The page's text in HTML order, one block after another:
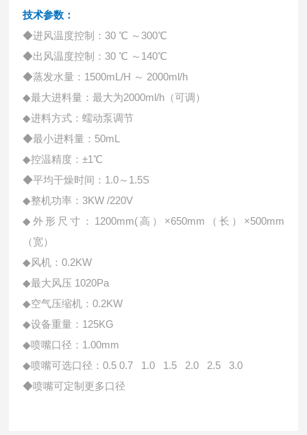
技术参数：
◆进风温度控制：30 ℃ ～300℃
◆出风温度控制：30 ℃ ～140℃
◆蒸发水量：1500mL/H ～ 2000ml/h
◆最大进料量：最大为2000ml/h（可调）
◆进料方式：蠕动泵调节
◆最小进料量：50mL
◆控温精度：±1℃
◆平均干燥时间：1.0～1.5S
◆整机功率：3KW /220V
◆外形尺寸：1200mm(高）×650mm（长）×500mm
（宽）
◆风机：0.2KW
◆最大风压 1020Pa
◆空气压缩机：0.2KW
◆设备重量：125KG
◆喷嘴口径：1.00mm
◆喷嘴可选口径：0.5 0.7 1.0 1.5 2.0 2.5 3.0
◆喷嘴可定制更多口径